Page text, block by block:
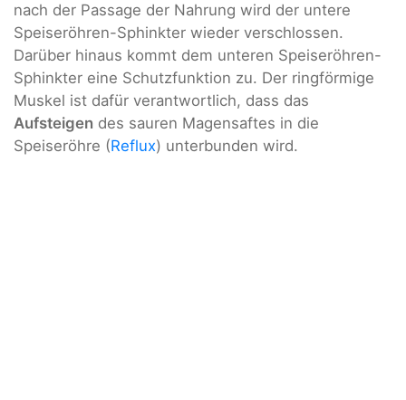
nach der Passage der Nahrung wird der untere
Speiseröhren-Sphinkter wieder verschlossen.
Darüber hinaus kommt dem unteren Speiseröhren-
Sphinkter eine Schutzfunktion zu. Der ringförmige
Muskel ist dafür verantwortlich, dass das
Aufsteigen des sauren Magensaftes in die
Speiseröhre (Reflux) unterbunden wird.